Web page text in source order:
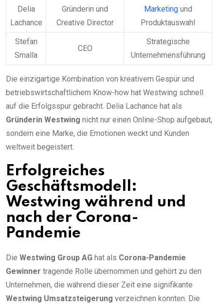
Delia
Lachance
Gründerin und
Creative Director
Marketingund
Produktauswahl
Stefan
Smalla
CEO
Strategische
Unternehmensführung
Die einzigartige Kombination von kreativem Gespür und
betriebswirtschaftlichem Know-how hat Westwing schnell
auf die Erfolgsspur gebracht. Delia Lachance hat als
Gründerin Westwing nicht nur einen Online-Shop aufgebaut,
sondern eine Marke, die Emotionen weckt und Kunden
weltweit begeistert.
Erfolgreiches
Geschäftsmodell:
Westwing während und
nach der Corona-
Pandemie
Die Westwing Group AG hat als Corona-Pandemie
Gewinner tragende Rolle übernommen und gehört zu den
Unternehmen, die während dieser Zeit eine signifikante
Westwing Umsatzsteigerung verzeichnen konnten. Die